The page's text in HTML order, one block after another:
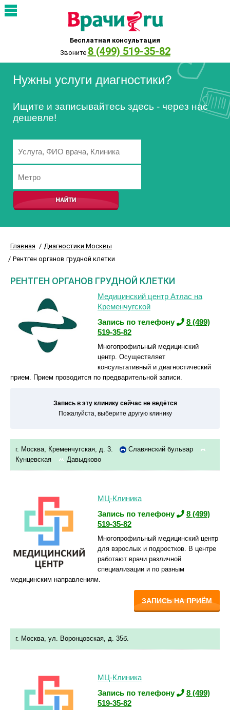
Бесплатная консультация
Звоните 8 (499) 519-35-82
Нужны услуги диагностики?
Ищите и записывайтесь здесь - через нас
дешевле!
Главная
Диагностики Москвы
Рентген органов грудной клетки
РЕНТГЕН ОРГАНОВ ГРУДНОЙ КЛЕТКИ
Медицинский центр Атлас на
Кременчугской
Запись по телефону
8 (499)
519-35-82
Многопрофильный медицинский
центр. Осуществляет
консультативный и диагностический
прием. Прием проводится по предварительной записи.
Запись в эту клинику сейчас не ведётся
Пожалуйста, выберите другую клинику
г. Москва, Кременчугская, д. 3.
Славянский бульвар
Кунцевская
Давыдково
МЦ-Клиника
Запись по телефону
8 (499)
519-35-82
Многопрофильный медицинский центр
для взрослых и подростков. В центре
работают врачи различной
специализации и по разным
медицинским направлениям.
ЗАПИСЬ НА ПРИЁМ
г. Москва, ул. Воронцовская, д. 35б.
МЦ-Клиника
Запись по телефону
8 (499)
519-35-82